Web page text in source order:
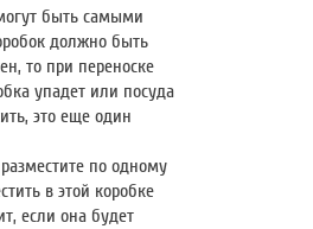
быть самыми
должно быть
то при переноске
упадет или посуда
это еще один
по одному
в этой коробке
если она будет